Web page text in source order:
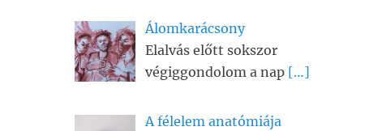
Álomkarácsony
Elalvás előtt sokszor
végiggondolom a nap […]
A félelem anatómiája